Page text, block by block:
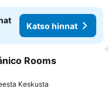
Katso hinnat
Rooms
Keskusta